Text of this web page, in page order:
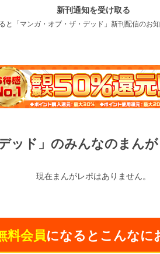
新刊通知を受け取る
と「マンガ・オブ・ザ・デッド」新刊配信のお
ッド」のみんなのまん
現在まんがレポはありません。
料会員になるとこんなに